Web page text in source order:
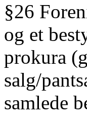
§26
og et
prokura
salg/
samlede